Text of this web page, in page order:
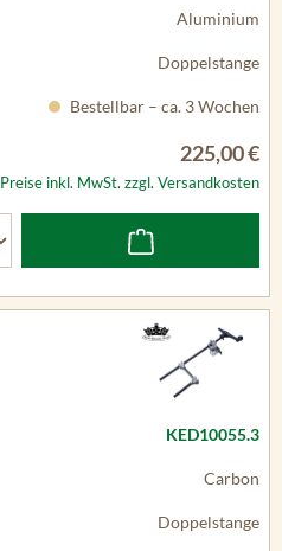
Aluminium
Doppelstange
Bestellbar – ca. 3 Wochen
225,00 €
Preise inkl. MwSt. zzgl. Versandkosten
KED10055.3
Carbon
Doppelstange